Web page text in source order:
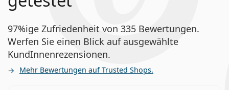
schützen.
Für wen sind die Bausch + Lomb
ULTRA One Day Multifocal geeignet?
Personen mit Alterssichtigkeit (auch mit Kurz- und
97%ige Zufriedenheit von 335 Bewertungen.
Werfen Sie einen Blick auf ausgewählte
KundInnenrezensionen.
Mehr Bewertungen auf Trusted Shops.